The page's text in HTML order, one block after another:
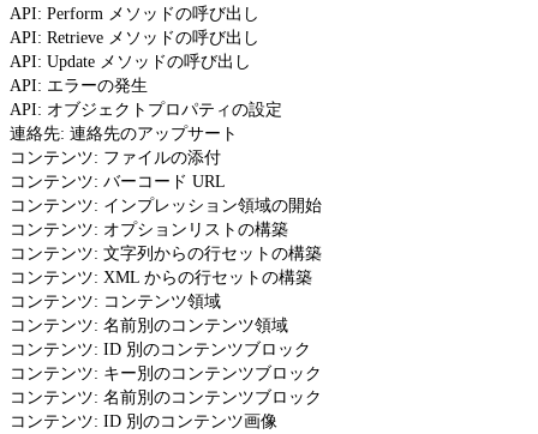
API: Perform メソッドの呼び出し
API: Retrieve メソッドの呼び出し
API: Update メソッドの呼び出し
API: エラーの発生
API: オブジェクトプロパティの設定
連絡先: 連絡先のアップサート
コンテンツ: ファイルの添付
コンテンツ: バーコード URL
コンテンツ: インプレッション領域の開始
コンテンツ: オプションリストの構築
コンテンツ: 文字列からの行セットの構築
コンテンツ: XML からの行セットの構築
コンテンツ: コンテンツ領域
コンテンツ: 名前別のコンテンツ領域
コンテンツ: ID 別のコンテンツブロック
コンテンツ: キー別のコンテンツブロック
コンテンツ: 名前別のコンテンツブロック
コンテンツ: ID 別のコンテンツ画像